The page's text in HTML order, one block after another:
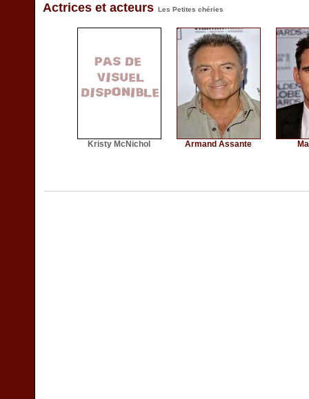
Actrices et acteurs Les Petites chéries
Kristy McNichol Armand Assante